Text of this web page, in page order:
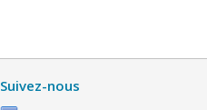
Suivez-nous